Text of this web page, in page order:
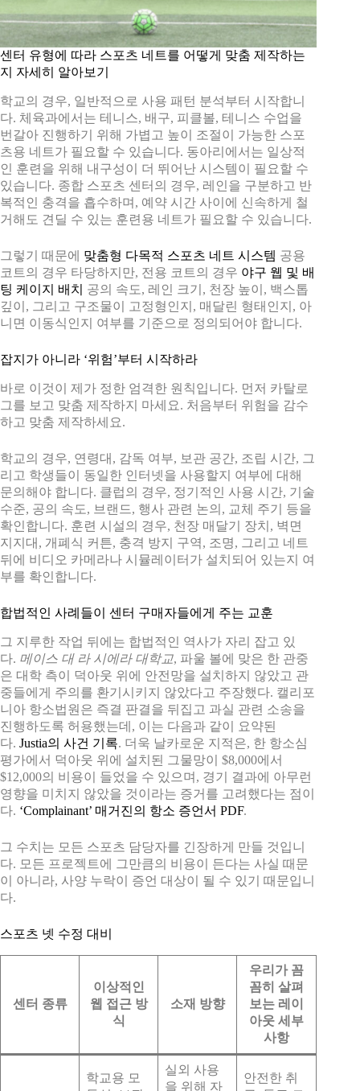
센터 유형에 따라 스포츠 네트를 어떻게 맞춤 제작하는
지 자세히 알아보기
학교의 경우, 일반적으로 사용 패턴 분석부터 시작합니
다. 체육과에서는 테니스, 배구, 피클볼, 테니스 수업을
번갈아 진행하기 위해 가볍고 높이 조절이 가능한 스포
츠용 네트가 필요할 수 있습니다. 동아리에서는 일상적
인 훈련을 위해 내구성이 더 뛰어난 시스템이 필요할 수
있습니다. 종합 스포츠 센터의 경우, 레인을 구분하고 반
복적인 충격을 흡수하며, 예약 시간 사이에 신속하게 철
거해도 견딜 수 있는 훈련용 네트가 필요할 수 있습니다.
그렇기 때문에 맞춤형 다목적 스포츠 네트 시스템 공용
코트의 경우 타당하지만, 전용 코트의 경우 야구 웹 및 배
팅 케이지 배치
공의 속도, 레인 크기, 천장 높이, 백스톱
깊이, 그리고 구조물이 고정형인지, 매달린 형태인지, 아
니면 이동식인지 여부를 기준으로 정의되어야 합니다.
잡지가 아니라 ‘위험’부터 시작하라
바로 이것이 제가 정한 엄격한 원칙입니다. 먼저 카탈로
그를 보고 맞춤 제작하지 마세요. 처음부터 위험을 감수
하고 맞춤 제작하세요.
학교의 경우, 연령대, 감독 여부, 보관 공간, 조립 시간, 그
리고 학생들이 동일한 인터넷을 사용할지 여부에 대해
문의해야 합니다. 클럽의 경우, 정기적인 사용 시간, 기술
수준, 공의 속도, 브랜드, 행사 관련 논의, 교체 주기 등을
확인합니다. 훈련 시설의 경우, 천장 매달기 장치, 벽면
지지대, 개폐식 커튼, 충격 방지 구역, 조명, 그리고 네트
뒤에 비디오 카메라나 시뮬레이터가 설치되어 있는지 여
부를 확인합니다.
합법적인 사례들이 센터 구매자들에게 주는 교훈
그 지루한 작업 뒤에는 합법적인 역사가 자리 잡고 있
다. 메이스 대 라 시에라 대학교, 파울 볼에 맞은 한 관중
은 대학 측이 덕아웃 위에 안전망을 설치하지 않았고 관
중들에게 주의를 환기시키지 않았다고 주장했다. 캘리포
니아 항소법원은 즉결 판결을 뒤집고 과실 관련 소송을
진행하도록 허용했는데, 이는 다음과 같이 요약된
다. Justia의 사건 기록. 더욱 날카로운 지적은, 한 항소심
평가에서 덕아웃 위에 설치된 그물망이 $8,000에서
$12,000의 비용이 들었을 수 있으며, 경기 결과에 아무런
영향을 미치지 않았을 것이라는 증거를 고려했다는 점이
다. ‘Complainant’ 매거진의 항소 증언서 PDF.
그 수치는 모든 스포츠 담당자를 긴장하게 만들 것입니
다. 모든 프로젝트에 그만큼의 비용이 든다는 사실 때문
이 아니라, 사양 누락이 증언 대상이 될 수 있기 때문입니
다.
스포츠 넷 수정 대비
센터 종류
이상적인
웹 접근 방
식
소재 방향
우리가 꼼
꼼히 살펴
보는 레이
아웃 세부
사항
학교용 모
실외 사용
을 위해 자
안전한 취